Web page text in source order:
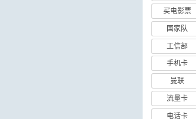
买电影票
国家队
工信部
手机卡
曼联
流量卡
电话卡